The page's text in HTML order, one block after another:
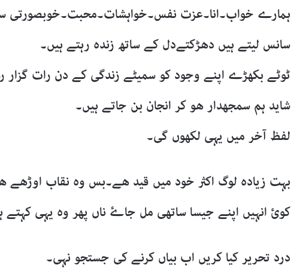
ہمارے خواب۔انا۔عزت
سانس لیتے ہیں دھڑکتےدل کے ساتھ زندہ رہتے ہیں۔
ٹوٹے بکھڑے اپنے وجود کو سمیٹے زندگی کے دن رات گزار
شاید ہم سمجھدار ھو کر انجان بن جاتے ہیں۔
لفظ آخر میں یہی لکھوں گی۔
بہت زیادہ لوگ اکثر خود میں قید ھے۔بس وہ نقاب اوڑھے
کوئ انہیں اپنے جیسا ساتھی مل جاۓ ناں پھر وہ یہی کہتے
درد تحریر کیا کریں اب بیاں کرنے کی جستجو نہی۔